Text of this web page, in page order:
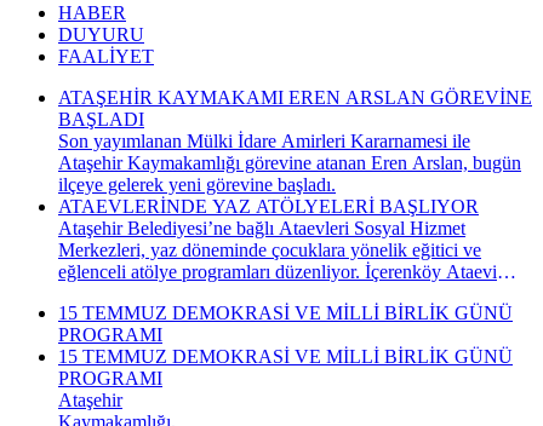
HABER
DUYURU
FAALİYET
ATAŞEHİR KAYMAKAMI EREN ARSLAN GÖREVİNE
BAŞLADI
Son yayımlanan Mülki İdare Amirleri Kararnamesi ile
Ataşehir Kaymakamlığı görevine atanan Eren Arslan, bugün
ilçeye gelerek yeni görevine başladı.
ATAEVLERİNDE YAZ ATÖLYELERİ BAŞLIYOR
Ataşehir Belediyesi’ne bağlı Ataevleri Sosyal Hizmet
Merkezleri, yaz döneminde çocuklara yönelik eğitici ve
eğlenceli atölye programları düzenliyor. İçerenköy Ataevi
kapsamında çocuklar hem yeni beceriler kazanacak hem de
keyifli bir yaz dönemi geçirecek.
15 TEMMUZ DEMOKRASİ VE MİLLİ BİRLİK GÜNÜ
PROGRAMI
15 TEMMUZ DEMOKRASİ VE MİLLİ BİRLİK GÜNÜ
PROGRAMI
Ataşehir
Kaymakamlığı,